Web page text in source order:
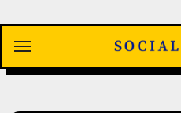
contenido